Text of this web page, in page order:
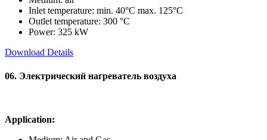
Inlet temperature: min. 40°C max. 125°C
Outlet temperature: 300 °C
Power: 325 kW
Download Details
06. Электрический нагреватель воздуха
Application: